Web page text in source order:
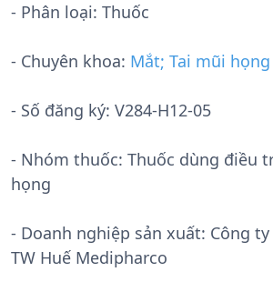
- Phân loại: Thuốc
- Chuyên khoa: Mắt; Tai mũi họng
- Số đăng ký: V284-H12-05
- Nhóm thuốc: Thuốc dùng điều
họng
- Doanh nghiệp sản xuất: Công
TW Huế Medipharco